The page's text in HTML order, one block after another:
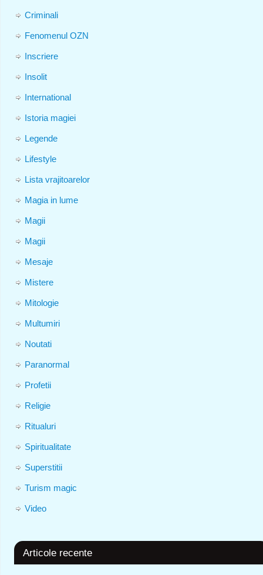
Criminali
Fenomenul OZN
Inscriere
Insolit
International
Istoria magiei
Legende
Lifestyle
Lista vrajitoarelor
Magia in lume
Magii
Magii
Mesaje
Mistere
Mitologie
Multumiri
Noutati
Paranormal
Profetii
Religie
Ritualuri
Spiritualitate
Superstitii
Turism magic
Video
Articole recente